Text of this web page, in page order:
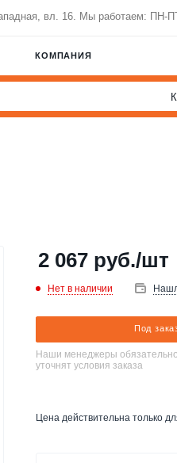
вл. 16. Мы работаем: ПН-
КОМПАНИЯ
2 067 руб./шт
Нет в наличии
Под
Наши менеджеры
уточнят условия заказа
Цена действительна только